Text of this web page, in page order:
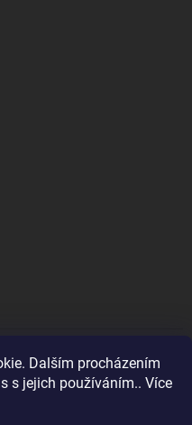
Dalším procházením
s jejich používáním.. Více
METODY